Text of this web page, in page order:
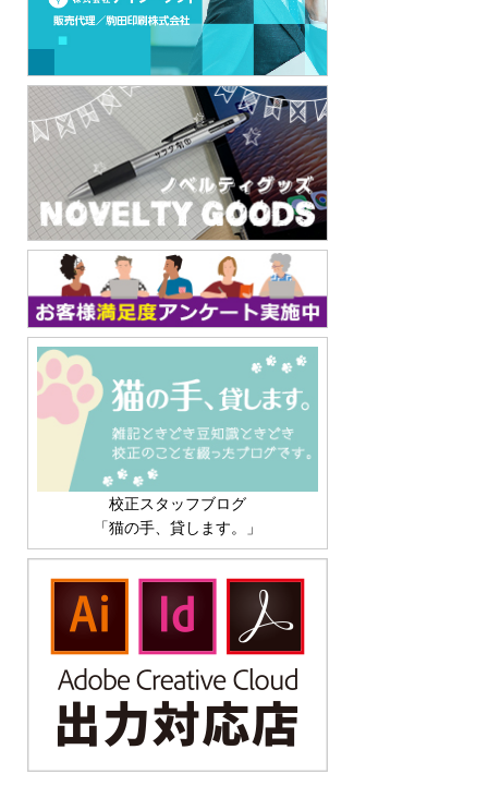
校正スタッフブログ
「猫の手、貸します。」